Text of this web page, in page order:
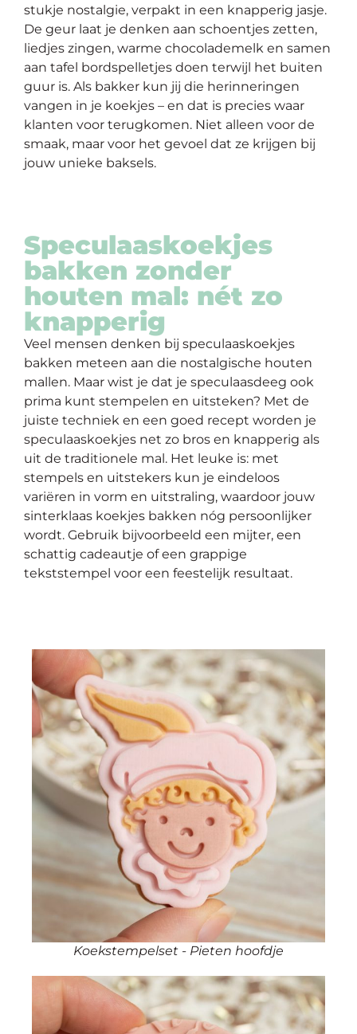
Outlet
stukje nostalgie, verpakt in een knapperig jasje.
De geur laat je denken aan schoentjes zetten,
liedjes zingen, warme chocolademelk en samen
aan tafel bordspelletjes doen terwijl het buiten
guur is. Als bakker kun jij die herinneringen
vangen in je koekjes – en dat is precies waar
klanten voor terugkomen. Niet alleen voor de
smaak, maar voor het gevoel dat ze krijgen bij
jouw unieke baksels.
Speculaaskoekjes
bakken zonder
houten mal: nét zo
knapperig
Veel mensen denken bij speculaaskoekjes
bakken meteen aan die nostalgische houten
mallen. Maar wist je dat je speculaasdeeg ook
prima kunt stempelen en uitsteken? Met de
juiste techniek en een goed recept worden je
speculaaskoekjes net zo bros en knapperig als
uit de traditionele mal. Het leuke is: met
stempels en uitstekers kun je eindeloos
variëren in vorm en uitstraling, waardoor jouw
sinterklaas koekjes bakken nóg persoonlijker
wordt. Gebruik bijvoorbeeld een mijter, een
schattig cadeautje of een grappige
tekststempel voor een feestelijk resultaat.
Koekstempelset - Pieten hoofdje